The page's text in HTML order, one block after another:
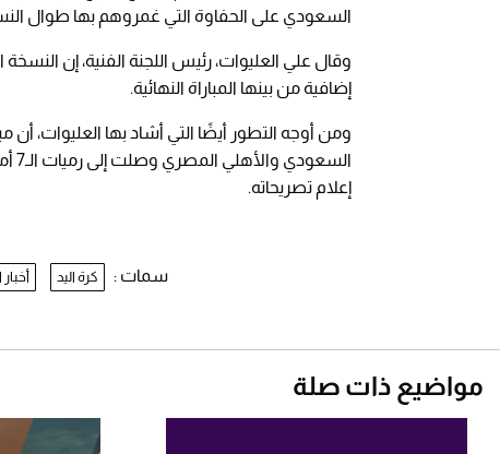
السعودي على الحفاوة التي غمروهم بها طوال
وقال علي العليوات، رئيس اللجنة الفنية، إن
إضافية من بينها المباراة النهائية.
ومن أوجه التطور أيضًا التي أشاد بها العليوات،
إعلام تصريحاته.
سمات : كرة اليد
مواضيع ذات صلة